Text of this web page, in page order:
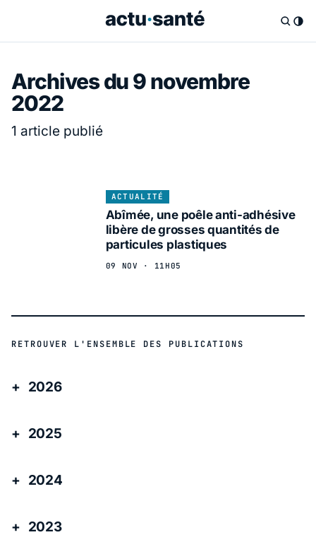
Archives du 9 novembre
2022
1 article publié
ACTUALITÉ
Abîmée, une poêle anti-adhésive
libère de grosses quantités de
particules plastiques
09 NOV · 11H05
RETROUVER L'ENSEMBLE DES PUBLICATIONS
2026
2025
2024
2023